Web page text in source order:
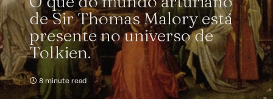
de Sir Thomas Malory está
presente no universo de
Tolkien.
8 minute read